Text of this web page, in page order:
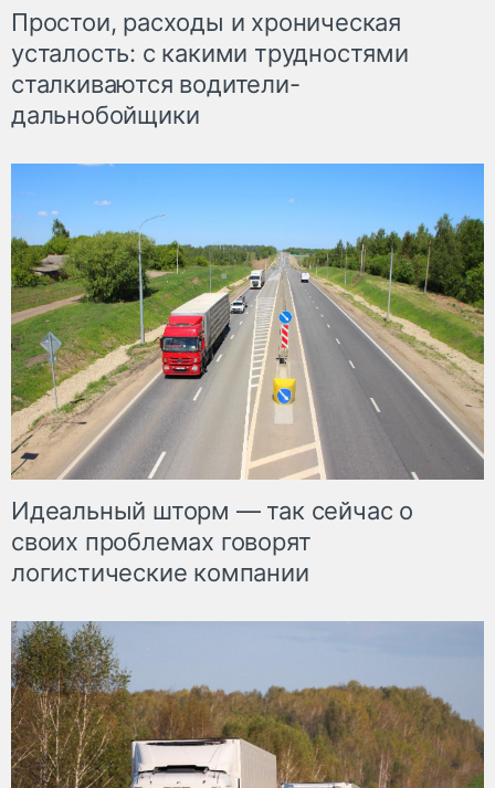
Простои, расходы и хроническая
усталость: с какими трудностями
сталкиваются водители-
дальнобойщики
Идеальный шторм — так сейчас о
своих проблемах говорят
логистические компании